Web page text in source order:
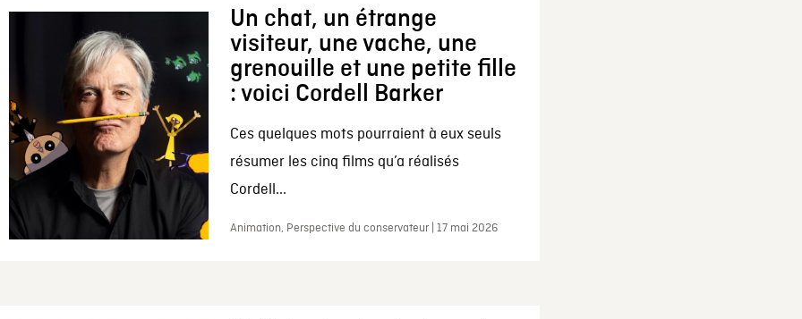
Un chat, un étrange
visiteur, une vache, une
grenouille et une petite fille
: voici Cordell Barker
Ces quelques mots pourraient à eux seuls
résumer les cinq films qu’a réalisés
Cordell...
Animation, Perspective du conservateur | 17 mai 2026